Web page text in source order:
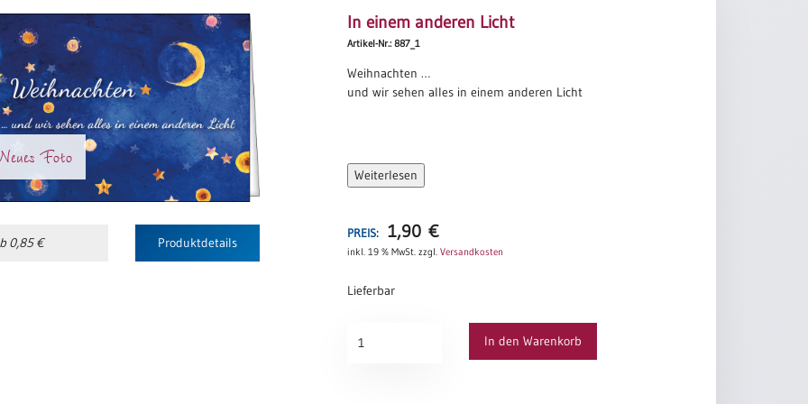
Foto
0,85 € Produktdetails
In einem anderen Licht
Artikel-Nr.: 887_1
Weihnachten …
und wir sehen alles in einem anderen Licht
Weiterlesen
PREIS: 1,90€
inkl. 19 % MwSt. zzgl.Versandkosten
Lieferbar
einem
In den Warenkorb